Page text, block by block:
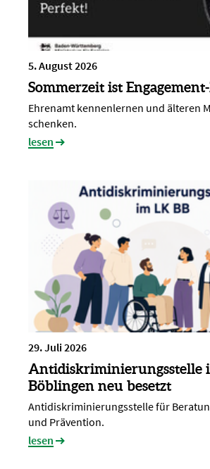
5. August 2026
Sommerzeit ist
Ehrenamt kennenlernen und älteren
schenken.
lesen
29. Juli 2026
Antidiskriminierungsstelle
Böblingen neu besetzt
Antidiskriminierungsstelle für
und Prävention.
lesen